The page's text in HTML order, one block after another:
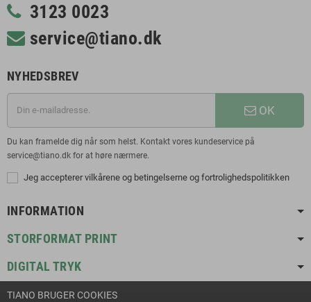
3123 0023
service@tiano.dk
NYHEDSBREV
OK
Du kan framelde dig når som helst. Kontakt vores kundeservice på
service@tiano.dk for at høre nærmere.
Jeg accepterer vilkårene og betingelserne og fortrolighedspolitikken
INFORMATION
STORFORMAT PRINT
DIGITAL TRYK
TIANO BRUGER COOKIES